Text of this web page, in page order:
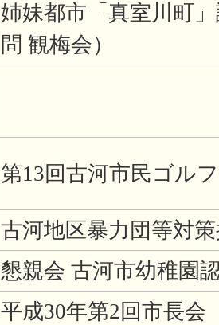
姉妹都市「真室川町
問 観梅会）
第13回古河市民ゴル
古河地区暴力団等対
懇親会 古河市幼稚園
平成30年第2回市長会